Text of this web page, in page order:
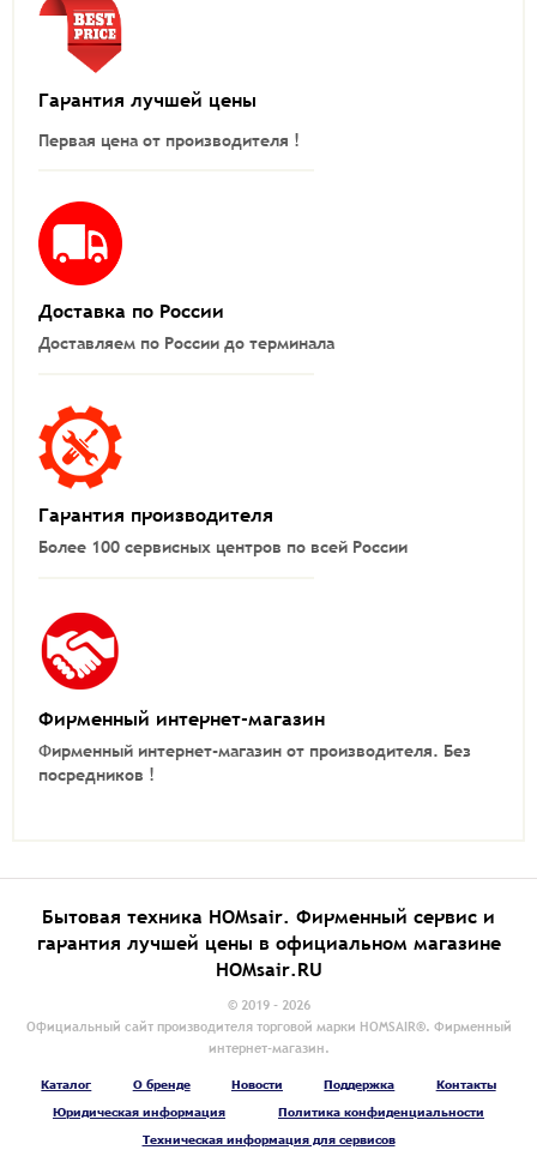
Гарантия лучшей цены
Первая цена от производителя !
Доставка по России
Доставляем по России до терминала
Гарантия производителя
Более 100 сервисных центров по всей России
Фирменный интернет-магазин
Фирменный интернет-магазин от производителя. Без
посредников !
Бытовая техника HOMsair. Фирменный сервис и
гарантия лучшей цены в официальном магазине
HOMsair.RU
© 2019 - 2026
Официальный сайт производителя торговой марки HOMSAIR®. Фирменный
интернет-магазин.
Каталог О бренде Новости Поддержка
Контакты
Юридическая информация
Политика конфиденциальности
Техническая информация для сервисов